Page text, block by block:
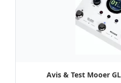
Avis & Test Mooer